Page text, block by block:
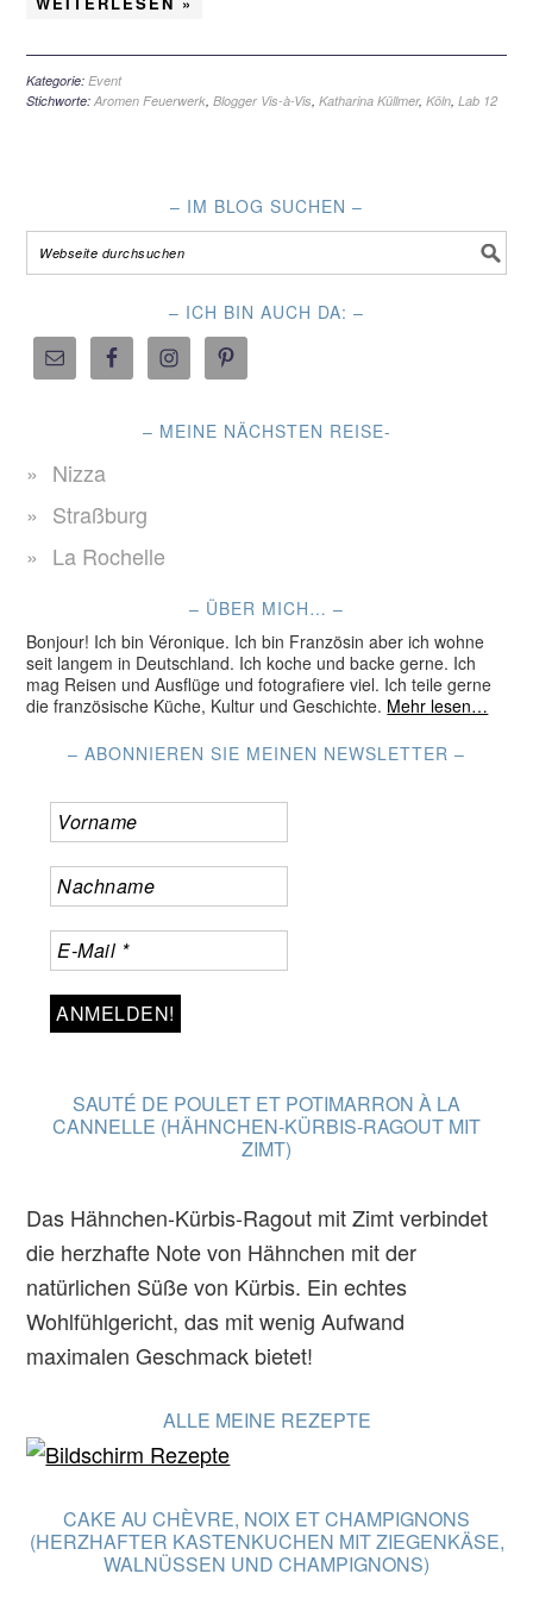
Kategorie:Event
Stichworte:Aromen Feuerwerk ,Blogger Vis-à-Vis ,Katharina Küllmer,Köln ,Lab 12
– IM BLOG SUCHEN –
– ICH BIN AUCH DA: –
– MEINE NÄCHSTEN REISE-
Nizza
Straßburg
La Rochelle
– ÜBER MICH… –
Bonjour! Ich bin Véronique. Ich bin Französin aber ich wohne
seit langem in Deutschland. Ich koche und backe gerne. Ich
mag Reisen und Ausflüge und fotografiere viel. Ich teile gerne
die französische Küche, Kultur und Geschichte. Mehr lesen…
– ABONNIEREN SIE MEINEN NEWSLETTER –
SAUTÉ DE POULET ET POTIMARRON À LA
CANNELLE (HÄHNCHEN-KÜRBIS-RAGOUT MIT
ZIMT)
Das Hähnchen-Kürbis-Ragout mit Zimt verbindet
die herzhafte Note von Hähnchen mit der
natürlichen Süße von Kürbis. Ein echtes
Wohlfühlgericht, das mit wenig Aufwand
maximalen Geschmack bietet!
ALLE MEINE REZEPTE
CAKE AU CHÈVRE, NOIX ET CHAMPIGNONS
(HERZHAFTER KASTENKUCHEN MIT ZIEGENKÄSE,
WALNÜSSEN UND CHAMPIGNONS)